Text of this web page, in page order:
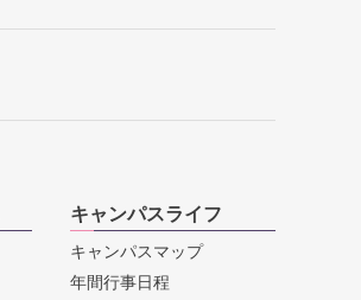
キャンパスライフ
キャンパスマップ
年間行事日程